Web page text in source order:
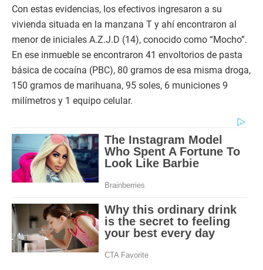
Con estas evidencias, los efectivos ingresaron a su
vivienda situada en la manzana T y ahí encontraron al
menor de iniciales A.Z.J.D (14), conocido como “Mocho”.
En ese inmueble se encontraron 41 envoltorios de pasta
básica de cocaína (PBC), 80 gramos de esa misma droga,
150 gramos de marihuana, 95 soles, 6 municiones 9
milímetros y 1 equipo celular.